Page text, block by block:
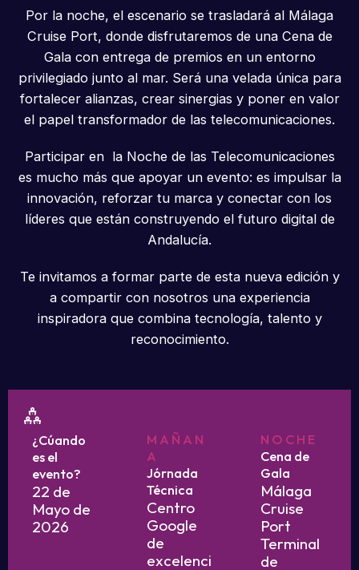
Por la noche, el escenario se trasladará al Málaga
Cruise Port, donde disfrutaremos de una Cena de
Gala con entrega de premios en un entorno
privilegiado junto al mar. Será una velada única para
fortalecer alianzas, crear sinergias y poner en valor
el papel transformador de las telecomunicaciones.
Participar en la Noche de las Telecomunicaciones
es mucho más que apoyar un evento: es impulsar la
innovación, reforzar tu marca y conectar con los
líderes que están construyendo el futuro digital de
Andalucía.
Te invitamos a formar parte de esta nueva edición y
a compartir con nosotros una experiencia
inspiradora que combina tecnología, talento y
reconocimiento.
¿Cúando
es el
evento?
22 de
Mayo de
2026
MAÑAN
A
Jórnada
Técnica
Centro
Google
de
excelenci
NOCHE
Cena de
Gala
Málaga
Cruise
Port
Terminal
de